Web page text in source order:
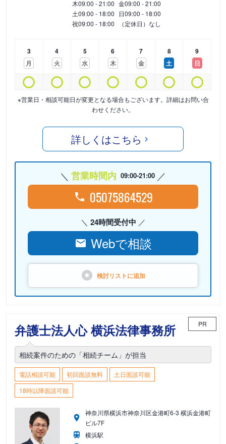
木09:00 - 21:00 金09:00 - 21:00
土09:00 - 18:00 日09:00 - 18:00
祝09:00 - 18:00 （定休日）なし
3
月
4
火
5
水
6
木
7
金
8
土
9
日
※営業日・相談可能日が変更となる場合もございます。詳細はお問い合
わせください。
詳しくはこちら
営業時間内 09:00-21:00
05075864529
24時間受付中
Webで相談
検討リストに追加
弁護士法人心 横浜法律事務所 PR
相続案件のための「相続チーム」が担当
電話相談可能 初回面談無料
土日面談可能
18時以降面談可能
神奈川県横浜市神奈川区金港町6-3 横浜金港町
ビル7F
横浜駅